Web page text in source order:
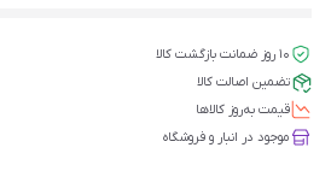
۱۰ روز ضمانت بازگشت کالا
تضمین اصالت کالا
قیمت‌ به‌روز کالاها
موجود در انبار و فروشگاه